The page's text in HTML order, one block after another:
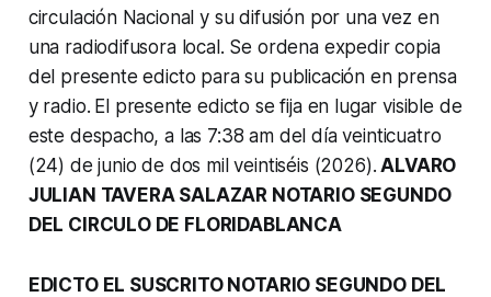
circulación Nacional y su difusión por una vez en
una radiodifusora local. Se ordena expedir copia
del presente edicto para su publicación en prensa
y radio. El presente edicto se fija en lugar visible de
este despacho, a las 7:38 am del día veinticuatro
(24) de junio de dos mil veintiséis (2026). ALVARO
JULIAN TAVERA SALAZAR NOTARIO SEGUNDO
DEL CIRCULO DE FLORIDABLANCA
EDICTO EL SUSCRITO NOTARIO SEGUNDO DEL